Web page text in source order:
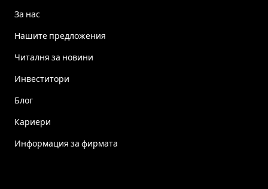
За нас
Нашите предложения
Читалня за новини
Инвеститори
Блог
Кариери
Информация за фирмата